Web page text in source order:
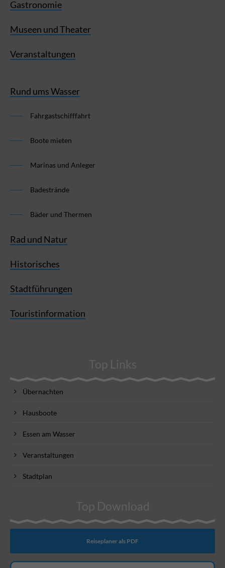
Gastronomie
Museen und Theater
Veranstaltungen
Rund ums Wasser
Fahrgastschifffahrt
Boote mieten
Marinas und Anleger
Badestrände
Bäder und Thermen
Rad und Natur
Historisches
Stadtführungen
Touristinformation
Top Links
Übernachten
Hausboote
Essen am Wasser
Veranstaltungen
Stadtplan
Top Download
Reiseplaner als PDF